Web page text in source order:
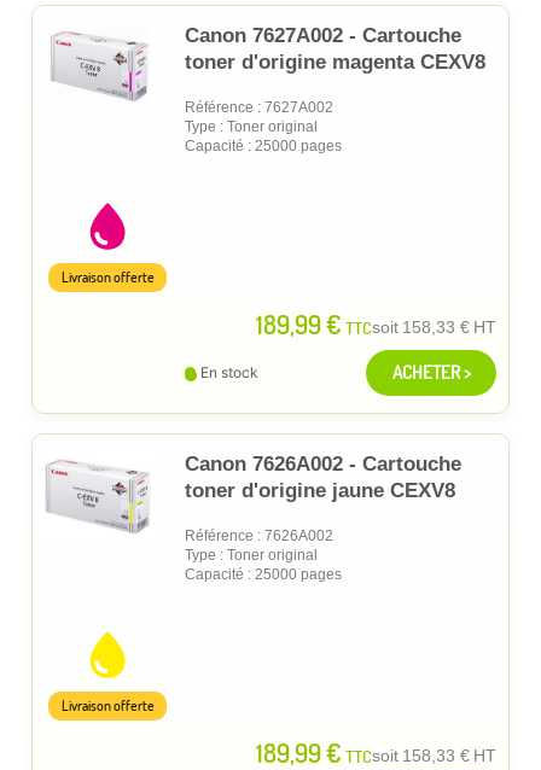
Canon 7627A002 - Cartouche
toner d'origine magenta CEXV8
Référence : 7627A002
Type : Toner original
Capacité : 25000 pages
189,99 € TTCsoit 158,33 € HT
Livraison offerte
En stock ACHETER >
Canon 7626A002 - Cartouche
toner d'origine jaune CEXV8
Référence : 7626A002
Type : Toner original
Capacité : 25000 pages
189,99 € TTCsoit 158,33 € HT
Livraison offerte